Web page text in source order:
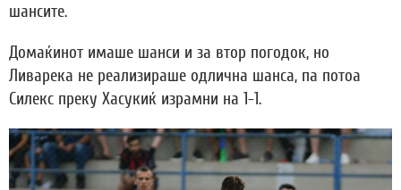
шансите.
Домаќинот имаше шанси и за втор погодок, но
Ливарека не реализираше одлична шанса, па потоа
Силекс преку Хасукиќ израмни на 1-1.